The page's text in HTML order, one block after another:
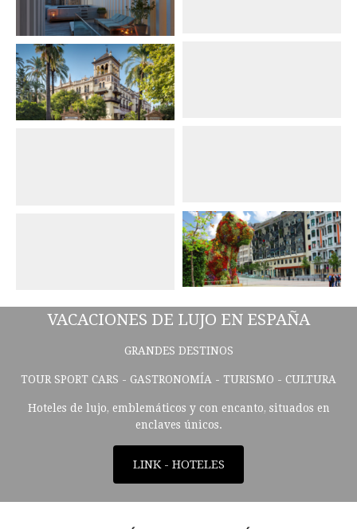
VACACIONES DE LUJO EN ESPAÑA
GRANDES DESTINOS
TOUR SPORT CARS - GASTRONOMÍA - TURISMO - CULTURA
Hoteles de lujo, emblemáticos y con encanto, situados en
enclaves únicos.
LINK - HOTELES